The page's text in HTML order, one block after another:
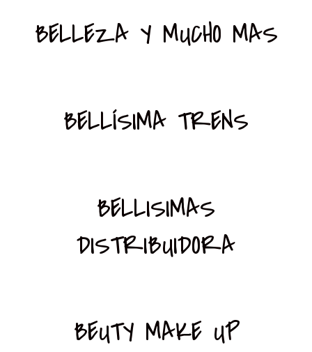
BELLEZA Y MUCHO MAS
BELLÍSIMA TRENS
BELLISIMAS
DISTRIBUIDORA
BEUTY MAKE UP